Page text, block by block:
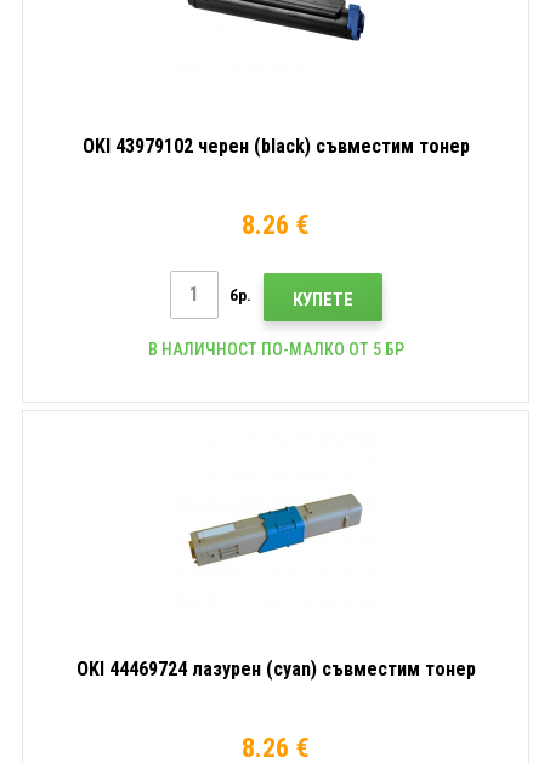
OKI 43979102 черен (black) съвместим тонер
8.26 €
бр. КУПЕТЕ
В НАЛИЧНОСТ ПО-МАЛКО ОТ 5 БР
OKI 44469724 лазурен (cyan) съвместим тонер
8.26 €